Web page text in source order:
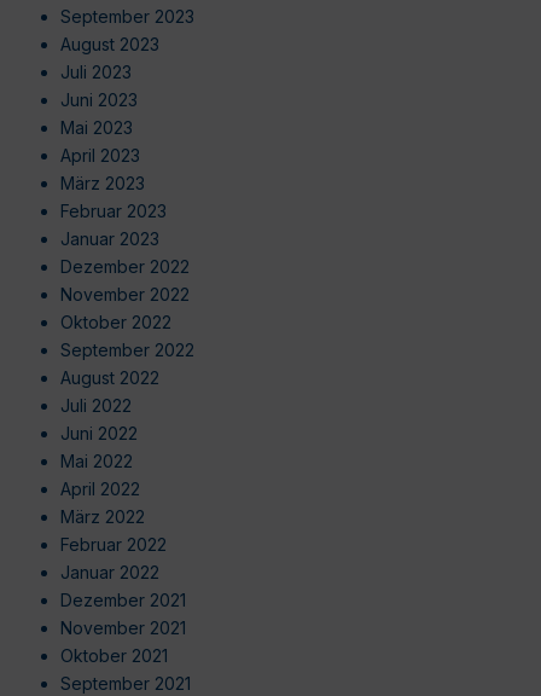
September 2023
August 2023
Juli 2023
Juni 2023
Mai 2023
April 2023
März 2023
Februar 2023
Januar 2023
Dezember 2022
November 2022
Oktober 2022
September 2022
August 2022
Juli 2022
Juni 2022
Mai 2022
April 2022
März 2022
Februar 2022
Januar 2022
Dezember 2021
November 2021
Oktober 2021
September 2021